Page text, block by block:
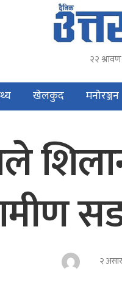
२२
खेलकुद मनोरञ्जन
२